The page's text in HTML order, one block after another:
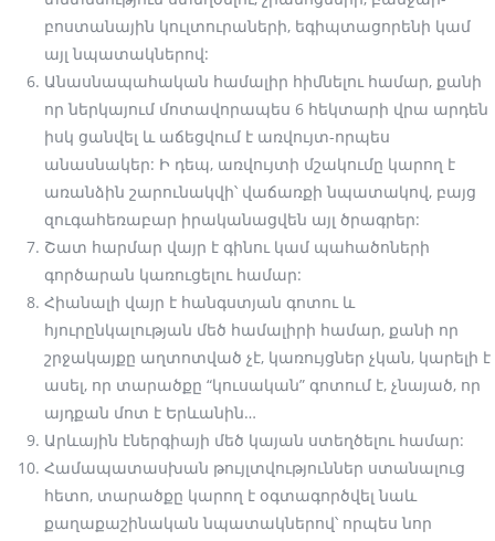
բոստանային կուլտուրաների, եգիպտացորենի կամ
այլ նպատակներով:
Անասնապահական համալիր հիմնելու համար, քանի
որ ներկայում մոտավորապես 6 հեկտարի վրա արդեն
իսկ ցանվել և աճեցվում է առվույտ-որպես
անասնակեր: Ի դեպ, առվույտի մշակումը կարող է
առանձին շարունակվի՝ վաճառքի նպատակով, բայց
զուգահեռաբար իրականացվեն այլ ծրագրեր:
Շատ հարմար վայր է գինու կամ պահածոների
գործարան կառուցելու համար:
Հիանալի վայր է հանգստյան գոտու և
հյուրընկալության մեծ համալիրի համար, քանի որ
շրջակայքը աղտոտված չէ, կառույցներ չկան, կարելի է
ասել, որ տարածքը “կուսական” գոտում է, չնայած, որ
այդքան մոտ է Երևանին…
Արևային էներգիայի մեծ կայան ստեղծելու համար:
Համապատասխան թույլտվություններ ստանալուց
հետո, տարածքը կարող է օգտագործվել նաև
քաղաքաշինական նպատակներով՝ որպես նոր